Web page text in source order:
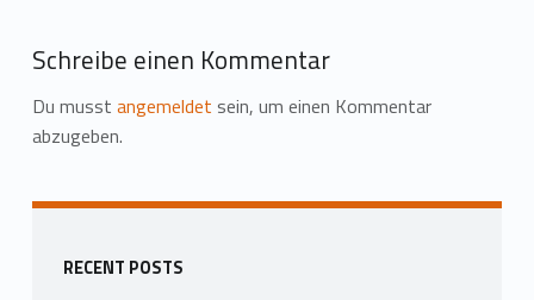
Schreibe einen Kommentar
Du musst angemeldet sein, um einen Kommentar
abzugeben.
Zurück zur Hauptnavigation springen
Seitenleiste
RECENT POSTS